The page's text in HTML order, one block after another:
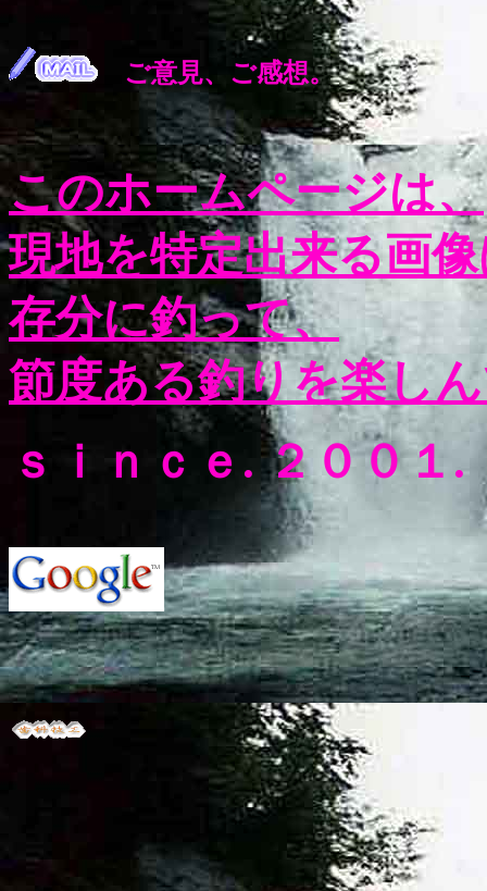
ご意見、ご感想。
このホームページは、
現地を特定出来る画
存分に釣って、
節度ある釣りを楽し
ｓｉｎｃｅ. ２００